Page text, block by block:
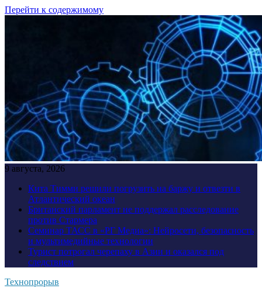
Перейти к содержимому
9 августа, 2026
Кита Тимми решили погрузить на баржу и отвезти в
Атлантический океан
Британский парламент не поддержал расследование
против Стармера
Семинар ТАСС в «РГ Медиа»: Нейросети, безопасность
и мультимедийные технологии
Турист потрогал черепаху в Азии и оказался под
следствием
Технопрорыв